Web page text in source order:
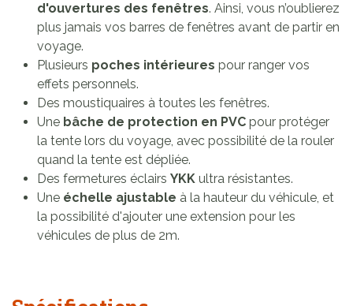
d'ouvertures des fenêtres. Ainsi, vous n’oublierez
plus jamais vos barres de fenêtres avant de partir en
voyage.
Plusieurs poches intérieures pour ranger vos
effets personnels.
Des moustiquaires à toutes les fenêtres.
Une bâche de protection en PVC pour protéger
la tente lors du voyage, avec possibilité de la rouler
quand la tente est dépliée.
Des fermetures éclairs YKK ultra résistantes.
Une échelle ajustable à la hauteur du véhicule, et
la possibilité d'ajouter une extension pour les
véhicules de plus de 2m.